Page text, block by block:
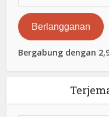
Elektronik
Berlangganan
Bergabung dengan